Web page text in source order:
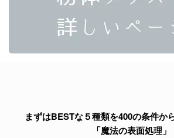
まずはBESTな５種類を400の条件か
「魔法の表面処理」